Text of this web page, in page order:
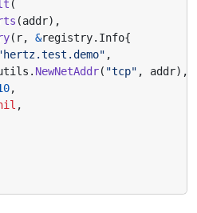
(
(addr),
( r, &registry. Info{
,
. NewNetAddr( "tcp" , addr),
,
,